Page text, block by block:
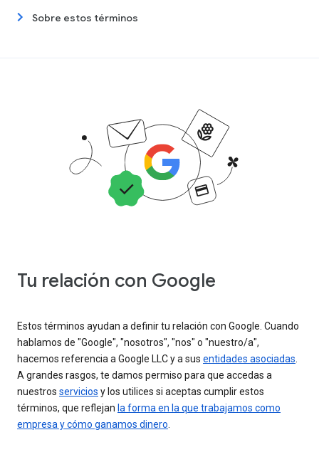
Sobre estos términos
Tu relación con Google
Estos términos ayudan a definir tu relación con Google. Cuando
hablamos de "Google", "nosotros", "nos" o "nuestro/a",
hacemos referencia a Google LLC y a sus entidades asociadas
A grandes rasgos, te damos permiso para que accedas a
nuestros servicios y los utilices si aceptas cumplir estos
términos, que reflejan la forma en la que trabajamos como
empresa y cómo ganamos dinero